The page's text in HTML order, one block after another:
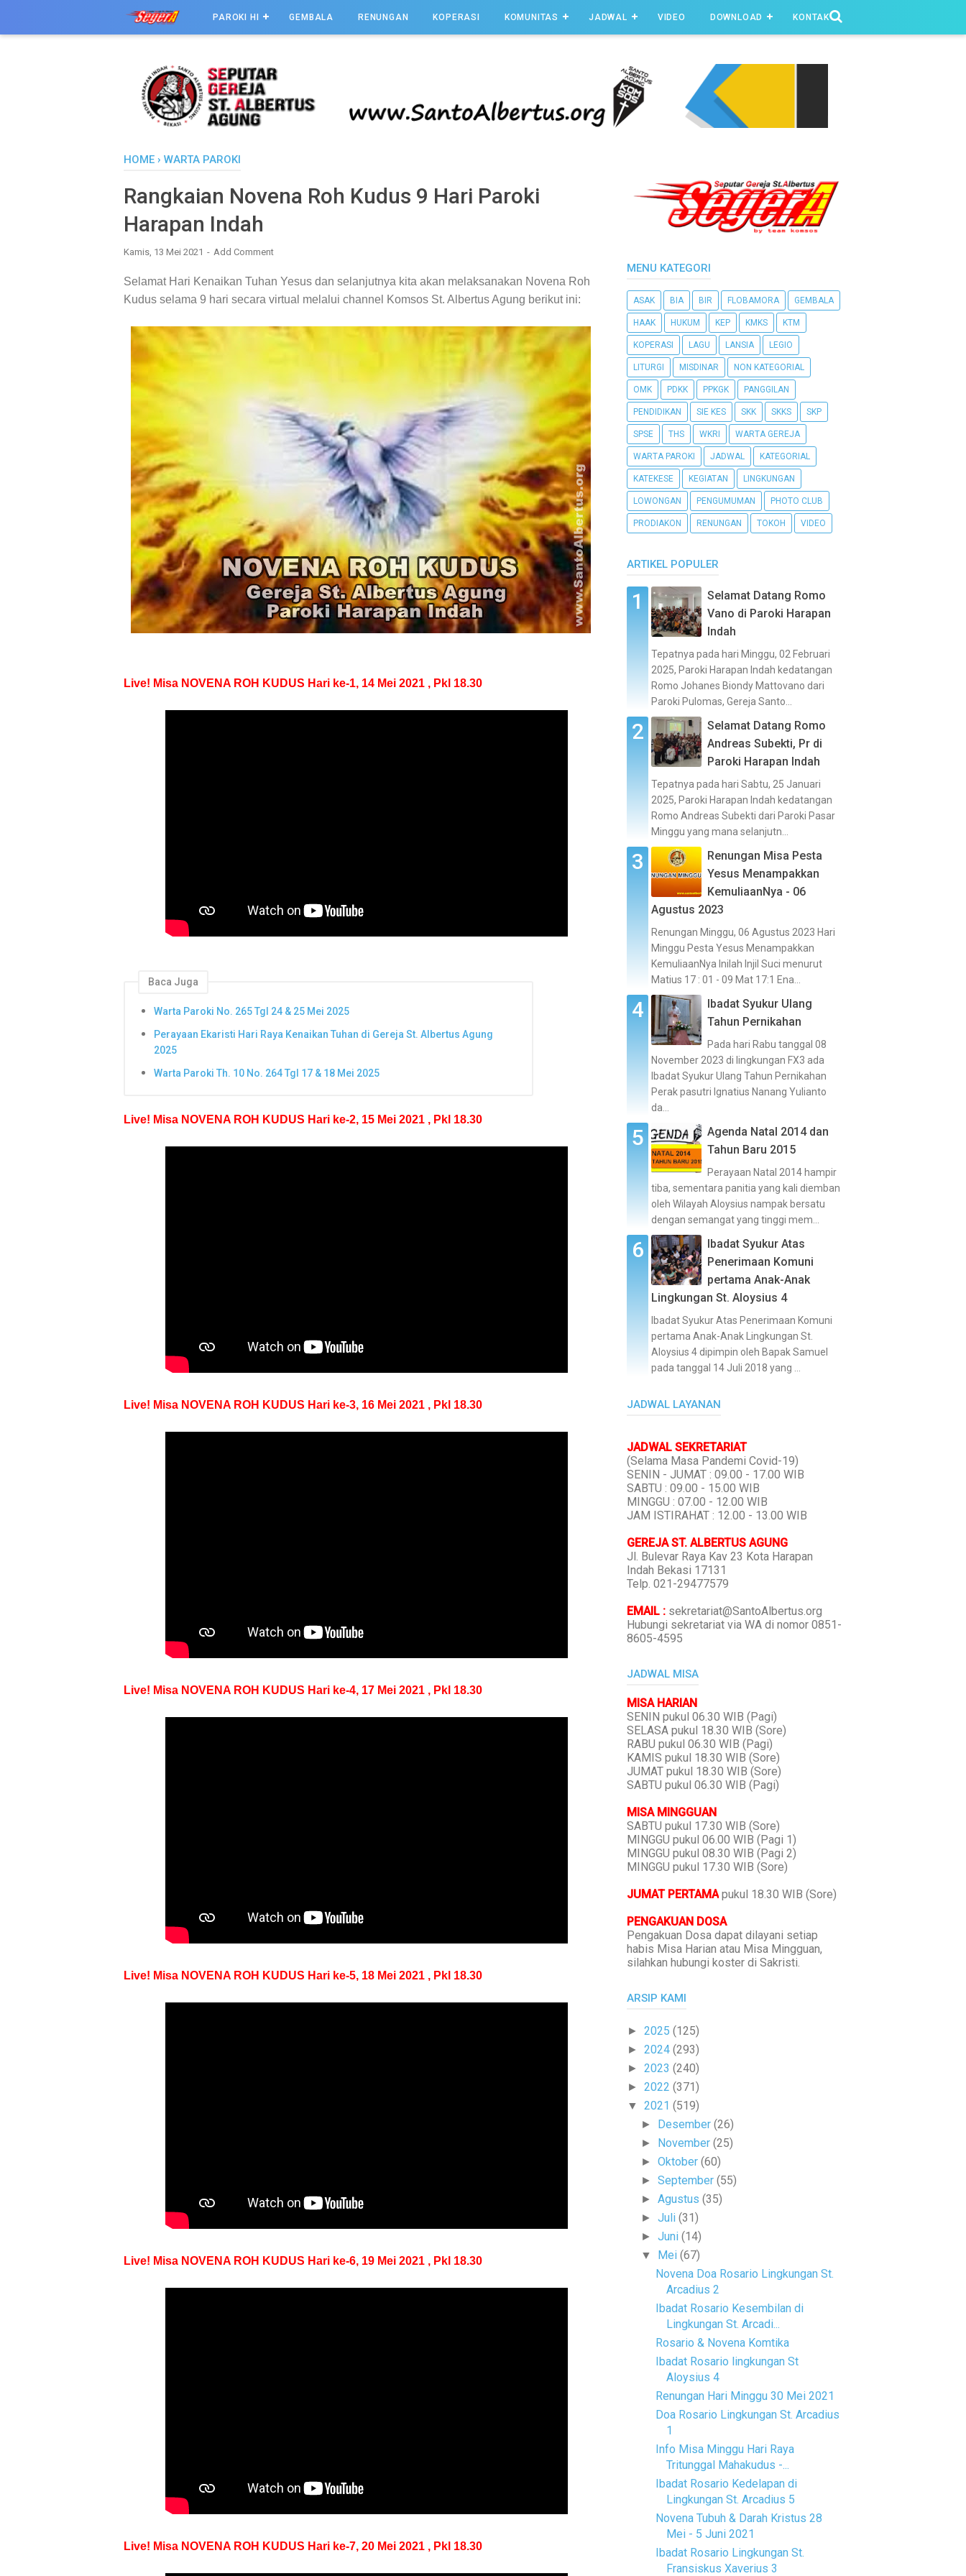
PAROKI HI GEMBALA RENUNGAN KOPERASI KOMUNITAS JADWAL VIDEO DOWNLOAD KONTAK
HOME › WARTA PAROKI
Rangkaian Novena Roh Kudus 9 Hari Paroki
Harapan Indah
Kamis, 13 Mei 2021 Add Comment
Selamat Hari Kenaikan Tuhan Yesus dan selanjutnya kita akan melaksanakan Novena Roh
Kudus selama 9 hari secara virtual melalui channel Komsos St. Albertus Agung berikut ini:
Live! Misa NOVENA ROH KUDUS Hari ke-1, 14 Mei 2021 , Pkl 18.30
Baca Juga
Warta Paroki No. 265 Tgl 24 & 25 Mei 2025
Perayaan Ekaristi Hari Raya Kenaikan Tuhan di Gereja St. Albertus Agung
2025
Warta Paroki Th. 10 No. 264 Tgl 17 & 18 Mei 2025
Live! Misa NOVENA ROH KUDUS Hari ke-2, 15 Mei 2021 , Pkl 18.30
Live! Misa NOVENA ROH KUDUS Hari ke-3, 16 Mei 2021 , Pkl 18.30
Live! Misa NOVENA ROH KUDUS Hari ke-4, 17 Mei 2021 , Pkl 18.30
Live! Misa NOVENA ROH KUDUS Hari ke-5, 18 Mei 2021 , Pkl 18.30
Live! Misa NOVENA ROH KUDUS Hari ke-6, 19 Mei 2021 , Pkl 18.30
Live! Misa NOVENA ROH KUDUS Hari ke-7, 20 Mei 2021 , Pkl 18.30
MENU KATEGORI
ASAK BIA BIR FLOBAMORA GEMBALA
HAAK HUKUM KEP KMKS KTM
KOPERASI LAGU LANSIA LEGIO
LITURGI MISDINAR NON KATEGORIAL
OMK PDKK PPKGK PANGGILAN
PENDIDIKAN SIE KES SKK SKKS SKP
SPSE THS WKRI WARTA GEREJA
WARTA PAROKI JADWAL KATEGORIAL
KATEKESE KEGIATAN LINGKUNGAN
LOWONGAN PENGUMUMAN PHOTO CLUB
PRODIAKON RENUNGAN TOKOH VIDEO
ARTIKEL POPULER
Selamat Datang Romo
Vano di Paroki Harapan
Indah
Tepatnya pada hari Minggu, 02 Februari
2025, Paroki Harapan Indah kedatangan
Romo Johanes Biondy Mattovano dari
Paroki Pulomas, Gereja Santo...
Selamat Datang Romo
Andreas Subekti, Pr di
Paroki Harapan Indah
Tepatnya pada hari Sabtu, 25 Januari
2025, Paroki Harapan Indah kedatangan
Romo Andreas Subekti dari Paroki Pasar
Minggu yang mana selanjutn...
Renungan Misa Pesta
Yesus Menampakkan
KemuliaanNya - 06
Agustus 2023
Renungan Minggu, 06 Agustus 2023 Hari
Minggu Pesta Yesus Menampakkan
KemuliaanNya Inilah Injil Suci menurut
Matius 17 : 01 - 09 Mat 17:1 Ena...
Ibadat Syukur Ulang
Tahun Pernikahan
Pada hari Rabu tanggal 08
November 2023 di lingkungan FX3 ada
Ibadat Syukur Ulang Tahun Pernikahan
Perak pasutri Ignatius Nanang Yulianto
da...
Agenda Natal 2014 dan
Tahun Baru 2015
Perayaan Natal 2014 hampir
tiba, sementara panitia yang kali diemban
oleh Wilayah Aloysius nampak bersatu
dengan semangat yang tinggi mem...
Ibadat Syukur Atas
Penerimaan Komuni
pertama Anak-Anak
Lingkungan St. Aloysius 4
Ibadat Syukur Atas Penerimaan Komuni
pertama Anak-Anak Lingkungan St.
Aloysius 4 dipimpin oleh Bapak Samuel
pada tanggal 14 Juli 2018 yang ...
JADWAL LAYANAN
JADWAL SEKRETARIAT
(Selama Masa Pandemi Covid-19)
SENIN - JUMAT : 09.00 - 17.00 WIB
SABTU : 09.00 - 15.00 WIB
MINGGU : 07.00 - 12.00 WIB
JAM ISTIRAHAT : 12.00 - 13.00 WIB
GEREJA ST. ALBERTUS AGUNG
Jl. Bulevar Raya Kav 23 Kota Harapan
Indah Bekasi 17131
Telp. 021-29477579
EMAIL : sekretariat@SantoAlbertus.org
Hubungi sekretariat via WA di nomor 0851-
8605-4595
JADWAL MISA
MISA HARIAN
SENIN pukul 06.30 WIB (Pagi)
SELASA pukul 18.30 WIB (Sore)
RABU pukul 06.30 WIB (Pagi)
KAMIS pukul 18.30 WIB (Sore)
JUMAT pukul 18.30 WIB (Sore)
SABTU pukul 06.30 WIB (Pagi)
MISA MINGGUAN
SABTU pukul 17.30 WIB (Sore)
MINGGU pukul 06.00 WIB (Pagi 1)
MINGGU pukul 08.30 WIB (Pagi 2)
MINGGU pukul 17.30 WIB (Sore)
JUMAT PERTAMA pukul 18.30 WIB (Sore)
PENGAKUAN DOSA
Pengakuan Dosa dapat dilayani setiap
habis Misa Harian atau Misa Mingguan,
silahkan hubungi koster di Sakristi.
ARSIP KAMI
► 2025 (125)
► 2024 (293)
► 2023 (240)
► 2022 (371)
▼ 2021 (519)
► Desember(26)
► November(25)
►Oktober(60)
►September(55)
►Agustus(35)
►Juli(31)
►Juni(14)
▼ Mei(67)
Novena Doa Rosario Lingkungan St.
Arcadius 2
Ibadat Rosario Kesembilan di
Lingkungan St. Arcadi...
Rosario & Novena Komtika
Ibadat Rosario lingkungan St
Aloysius 4
Renungan Hari Minggu 30 Mei 2021
Doa Rosario Lingkungan St. Arcadius
1
Info Misa Minggu Hari Raya
Tritunggal Mahakudus -...
Ibadat Rosario Kedelapan di
Lingkungan St. Arcadius 5
Novena Tubuh & Darah Kristus 28
Mei - 5 Juni 2021
Ibadat Rosario Lingkungan St.
Fransiskus Xaverius 3